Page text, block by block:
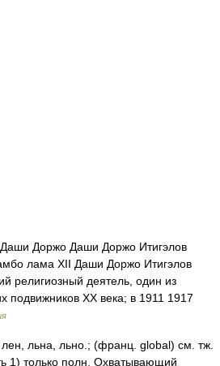
Доржо Даши Доржо Итигэлов
лама XII Даши Доржо Итигэлов
религиозный деятель, один из
подвижников XX века; в 1911 1917
льна, льно.; (франц. global) см. тж.
1) только полн. Охватывающий